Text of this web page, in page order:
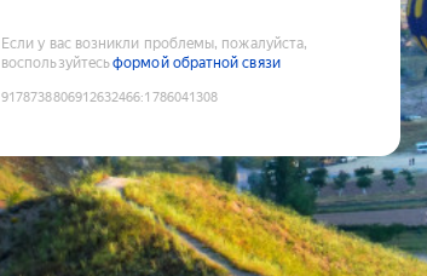
Если у вас возникли проблемы, пожалуйста,
воспользуйтесьформой обратной связи
9178738806912632466:1786041308